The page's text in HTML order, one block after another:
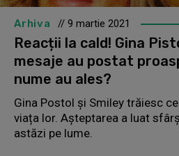
Arhiva // 9 martie 2021
Reacții la cald! Gina
mesaje au postat
nume au ales?
Gina Postol și Smiley trăiesc
viața lor. Așteptarea a luat
astăzi pe lume.